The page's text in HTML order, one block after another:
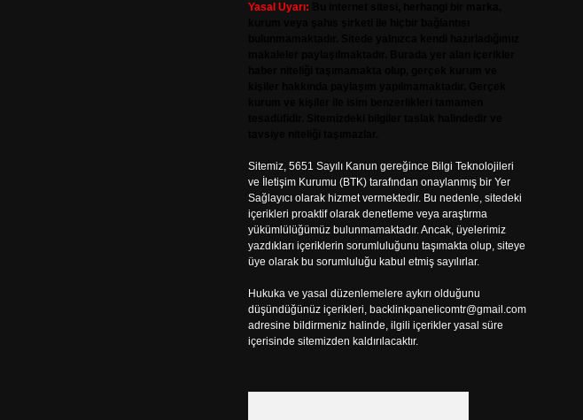
Yasal Uyarı:
Sitemiz, 5651 Sayılı Kanun gereğince Bilgi Teknolojileri
ve İletişim Kurumu (BTK) tarafından onaylanmış bir Yer
Sağlayıcı olarak hizmet vermektedir. Bu nedenle, sitedeki
içerikleri proaktif olarak denetleme veya araştırma
yükümlülüğümüz bulunmamaktadır. Ancak, üyelerimiz
yazdıkları içeriklerin sorumluluğunu taşımakta olup, siteye
üye olarak bu sorumluluğu kabul etmiş sayılırlar.
Hukuka ve yasal düzenlemelere aykırı olduğunu
düşündüğünüz içerikleri, backlinkpanelicomtr@gmail.com
adresine bildirmeniz halinde, ilgili içerikler yasal süre
içerisinde sitemizden kaldırılacaktır.